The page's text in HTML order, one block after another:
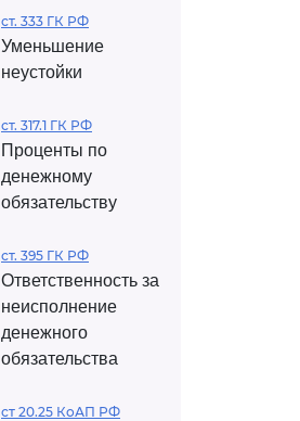
ст. 333 ГК РФ
Уменьшение
неустойки
ст. 317.1 ГК РФ
Проценты по
денежному
обязательству
ст. 395 ГК РФ
Ответственность за
неисполнение
денежного
обязательства
ст 20.25 КоАП РФ